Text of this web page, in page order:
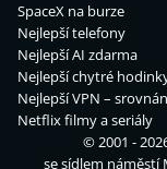
SpaceX na burze
Nejlepší telefony
Nejlepší AI zdarma
Nejlepší chytré
Nejlepší VPN –
Netflix filmy a seriály
© 2001 -
se sídlem náměstí